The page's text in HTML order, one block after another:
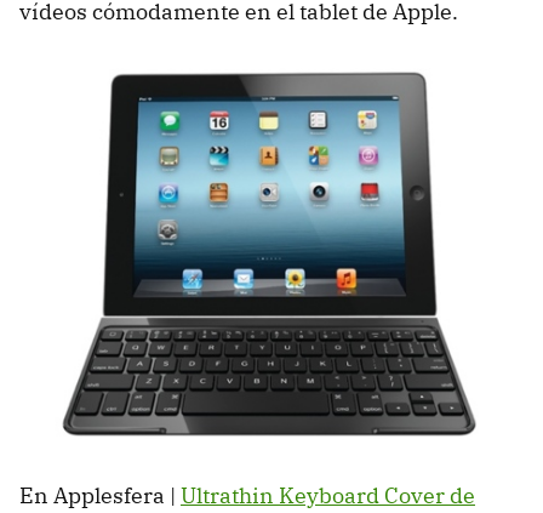
vídeos cómodamente en el tablet de Apple.
En Applesfera | Ultrathin Keyboard Cover de